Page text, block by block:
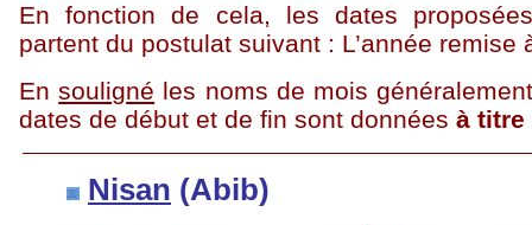
En fonction de cela, les dates
partent du postulat suivant : L’année
Ensouligné les noms de mois
dates de début et de fin sont données à
Nisan (Abib)